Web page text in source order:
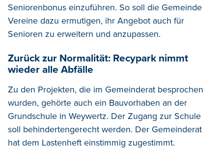
Seniorenbonus einzuführen. So soll die Gemeinde
Vereine dazu ermutigen, ihr Angebot auch für
Senioren zu erweitern und anzupassen.
Zurück zur Normalität: Recypark nimmt
wieder alle Abfälle
Zu den Projekten, die im Gemeinderat besprochen
wurden, gehörte auch ein Bauvorhaben an der
Grundschule in Weywertz. Der Zugang zur Schule
soll behindertengerecht werden. Der Gemeinderat
hat dem Lastenheft einstimmig zugestimmt.